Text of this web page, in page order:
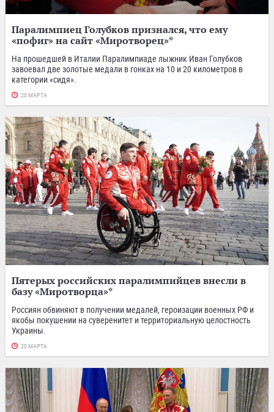
Паралимпиец Голубков признался, что ему
«пофиг» на сайт «Миротворец»*
На прошедшей в Италии Паралимпиаде лыжник Иван Голубков
завоевал две золотые медали в гонках на 10 и 20 километров в
категории «сидя».
20 МАРТА
Пятерых российских паралимпийцев внесли в
базу «Миротворца»*
Россиян обвиняют в получении медалей, героизации военных РФ и
якобы покушении на суверенитет и территориальную целостность
Украины.
20 МАРТА